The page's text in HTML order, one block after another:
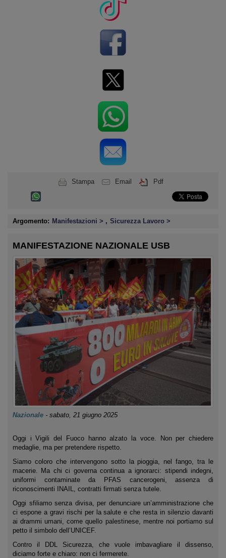
Stampa Email Pdf
Argomento: Manifestazioni > , Sicurezza Lavoro >
MANIFESTAZIONE NAZIONALE USB
Nazionale - sabato, 21 giugno 2025
Oggi i Vigili del Fuoco hanno alzato la voce. Non per chiedere
medaglie, ma per pretendere rispetto.
Siamo coloro che intervengono sotto la pioggia, nel fango, tra le
macerie. Ma chi ci governa continua a ignorarci: stipendi indegni,
uniformi contaminate da PFAS cancerogeni, assenza di
riconoscimenti INAIL, contratti firmati senza tutele.
Oggi sfiliamo senza divisa, per denunciare un’amministrazione che
ci espone a gravi rischi per la salute e che resta in silenzio davanti
ai drammi umani, come quello palestinese, mentre noi portiamo sul
petto il simbolo dell’UNICEF.
Contro il DDL Sicurezza, che vuole imbavagliare il dissenso,
diciamo forte e chiaro: non ci fermerete.